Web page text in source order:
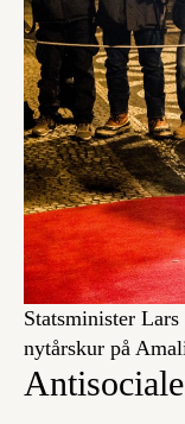
Statsminister
nytårskur på